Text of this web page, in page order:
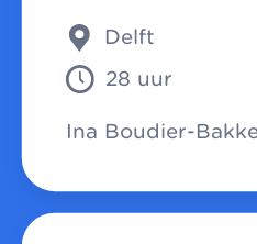
Delft
28 uur
Ina Boudier-